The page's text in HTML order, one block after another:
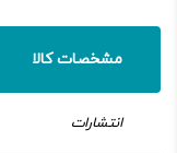
مشخصات کالا
انتشارات